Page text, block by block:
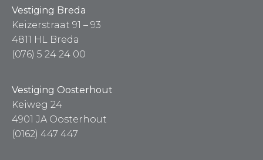
Vestiging Breda
Keizerstraat 91 – 93
4811 HL Breda
(076) 5 24 24 00
Vestiging Oosterhout
Keiweg 24
4901 JA Oosterhout
(0162) 447 447